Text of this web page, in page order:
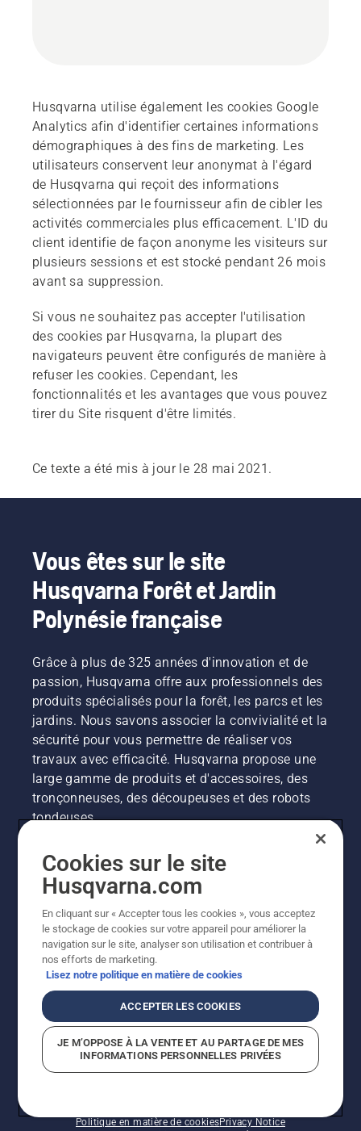
Husqvarna utilise également les cookies Google
Analytics afin d'identifier certaines informations
démographiques à des fins de marketing. Les
utilisateurs conservent leur anonymat à l'égard
de Husqvarna qui reçoit des informations
sélectionnées par le fournisseur afin de cibler les
activités commerciales plus efficacement. L'ID du
client identifie de façon anonyme les visiteurs sur
plusieurs sessions et est stocké pendant 26 mois
avant sa suppression.
Si vous ne souhaitez pas accepter l'utilisation
des cookies par Husqvarna, la plupart des
navigateurs peuvent être configurés de manière à
refuser les cookies. Cependant, les
fonctionnalités et les avantages que vous pouvez
tirer du Site risquent d'être limités.
Ce texte a été mis à jour le 28 mai 2021.
Vous êtes sur le site
Husqvarna Forêt et Jardin
Polynésie française
Grâce à plus de 325 années d'innovation et de
passion, Husqvarna offre aux professionnels des
produits spécialisés pour la forêt, les parcs et les
jardins. Nous savons associer la convivialité et la
sécurité pour vous permettre de réaliser vos
travaux avec efficacité. Husqvarna propose une
large gamme de produits et d'accessoires, des
tronçonneuses, des découpeuses et des robots
tondeuses.
Husqvarna Group
Autres sites Husqvarna
Politique en matière de cookiesPrivacy Notice
Cookies sur le site
Husqvarna.com
En cliquant sur « Accepter tous les cookies », vous acceptez
le stockage de cookies sur votre appareil pour améliorer la
navigation sur le site, analyser son utilisation et contribuer à
nos efforts de marketing.
Lisez notre politique en matière de cookies
ACCEPTER LES COOKIES
JE M’OPPOSE À LA VENTE ET AU PARTAGE DE MES
INFORMATIONS PERSONNELLES PRIVÉES